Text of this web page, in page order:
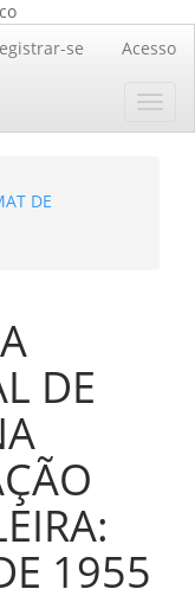
se Acesso
DE
DE
1955